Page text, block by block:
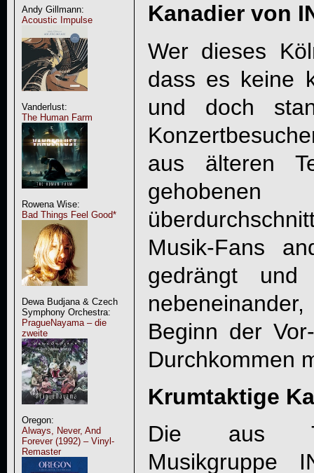
Andy Gillmann:
Acoustic Impulse
Vanderlust:
The Human Farm
Rowena Wise:
Bad Things Feel Good*
Dewa Budjana & Czech
Symphony Orchestra:
PragueNayama – die
zweite
Oregon:
Always, Never, And
Forever (1992) – Vinyl-
Remaster
Kanadier von
Wer dieses
dass es keine
und doch
aus älteren
gehobenen
Musik-Fans
gedrängt
Beginn der
Durchkommen
Krumtaktige
Die aus
Musikgruppe